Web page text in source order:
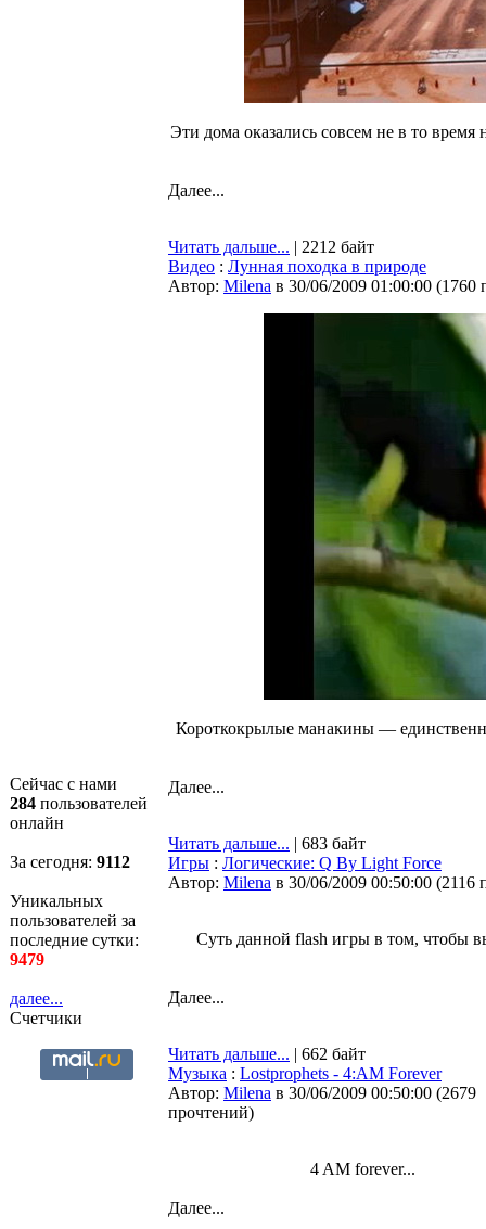
Сейчас с нами
284 пользователей
онлайн
За сегодня: 9112
Уникальных
пользователей за
последние сутки:
9479
далее...
Счетчики
Эти дома оказались совсем не в то время
Далее...
Читать дальше... | 2212 байт
Видео : Лунная походка в природе
Автор: Milena в 30/06/2009 01:00:00 (1760
Короткокрылые манакины —
Далее...
Читать дальше... | 683 байт
Игры : Логические: Q By Light Force
Автор: Milena в 30/06/2009 00:50:00 (2116
Суть данной flash игры в том, чтобы
Далее...
Читать дальше... | 662 байт
Музыка : Lostprophets - 4:AM Forever
Автор: Milena в 30/06/2009 00:50:00 (2679
прочтений)
4 AM forever...
Далее...